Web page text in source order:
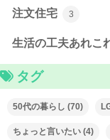
注文住宅 3
生活の工夫あれこ
タグ
50代の暮らし (70)
ちょっと言いたい (4)